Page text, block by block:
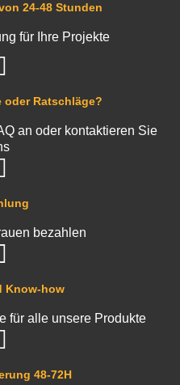
48-72H
Know-how
für alle unsere Produkte
bezahlen
oder Ratschläge?
an oder kontaktieren Sie
24-48 Stunden
für Ihre Projekte